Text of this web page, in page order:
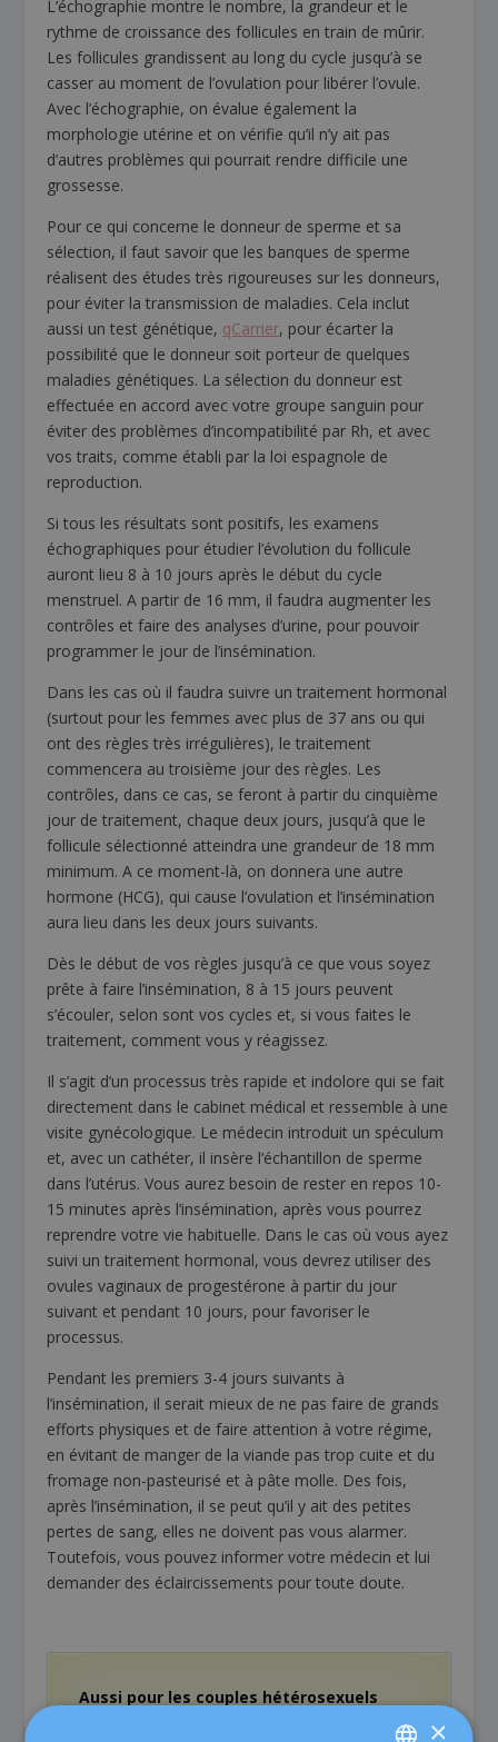
L’échographie montre le nombre, la grandeur et le
rythme de croissance des follicules en train de mûrir.
Les follicules grandissent au long du cycle jusqu’à se
casser au moment de l’ovulation pour libérer l’ovule.
Avec l’échographie, on évalue également la
morphologie utérine et on vérifie qu’il n’y ait pas
d’autres problèmes qui pourrait rendre difficile une
grossesse.
Pour ce qui concerne le donneur de sperme et sa
sélection, il faut savoir que les banques de sperme
réalisent des études très rigoureuses sur les donneurs,
pour éviter la transmission de maladies. Cela inclut
aussi un test génétique, qCarrier, pour écarter la
possibilité que le donneur soit porteur de quelques
maladies génétiques. La sélection du donneur est
effectuée en accord avec votre groupe sanguin pour
éviter des problèmes d’incompatibilité par Rh, et avec
vos traits, comme établi par la loi espagnole de
reproduction.
Si tous les résultats sont positifs, les examens
échographiques pour étudier l’évolution du follicule
auront lieu 8 à 10 jours après le début du cycle
menstruel. A partir de 16 mm, il faudra augmenter les
contrôles et faire des analyses d’urine, pour pouvoir
programmer le jour de l’insémination.
Dans les cas où il faudra suivre un traitement hormonal
(surtout pour les femmes avec plus de 37 ans ou qui
ont des règles très irrégulières), le traitement
commencera au troisième jour des règles. Les
contrôles, dans ce cas, se feront à partir du cinquième
jour de traitement, chaque deux jours, jusqu’à que le
follicule sélectionné atteindra une grandeur de 18 mm
minimum. A ce moment-là, on donnera une autre
hormone (HCG), qui cause l’ovulation et l’insémination
aura lieu dans les deux jours suivants.
Dès le début de vos règles jusqu’à ce que vous soyez
prête à faire l’insémination, 8 à 15 jours peuvent
s’écouler, selon sont vos cycles et, si vous faites le
traitement, comment vous y réagissez.
Il s’agit d’un processus très rapide et indolore qui se fait
directement dans le cabinet médical et ressemble à une
visite gynécologique. Le médecin introduit un spéculum
et, avec un cathéter, il insère l’échantillon de sperme
dans l’utérus. Vous aurez besoin de rester en repos 10-
15 minutes après l’insémination, après vous pourrez
reprendre votre vie habituelle. Dans le cas où vous ayez
suivi un traitement hormonal, vous devrez utiliser des
ovules vaginaux de progestérone à partir du jour
suivant et pendant 10 jours, pour favoriser le
processus.
Pendant les premiers 3-4 jours suivants à
l’insémination, il serait mieux de ne pas faire de grands
efforts physiques et de faire attention à votre régime,
en évitant de manger de la viande pas trop cuite et du
fromage non-pasteurisé et à pâte molle. Des fois,
après l’insémination, il se peut qu’il y ait des petites
pertes de sang, elles ne doivent pas vous alarmer.
Toutefois, vous pouvez informer votre médecin et lui
demander des éclaircissements pour toute doute.
Aussi pour les couples hétérosexuels
×